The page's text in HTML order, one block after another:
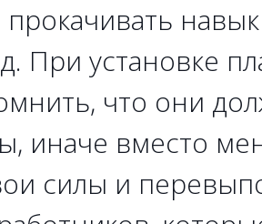
При установке
что они
иначе вместо
силы и